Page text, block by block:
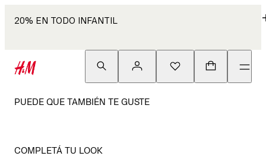
20% EN TODO INFANTIL
PUEDE QUE TAMBIÉN TE GUSTE
COMPLETÁ TU LOOK